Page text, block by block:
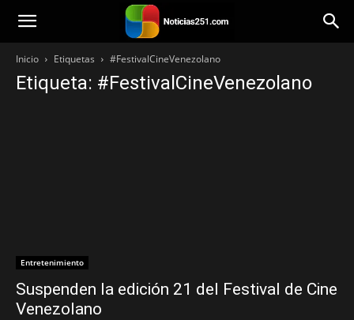
Noticias251
Inicio Etiquetas #FestivalCineVenezolano
Etiqueta: #FestivalCineVenezolano
Entretenimiento
Suspenden la edición 21 del Festival de Cine
Venezolano